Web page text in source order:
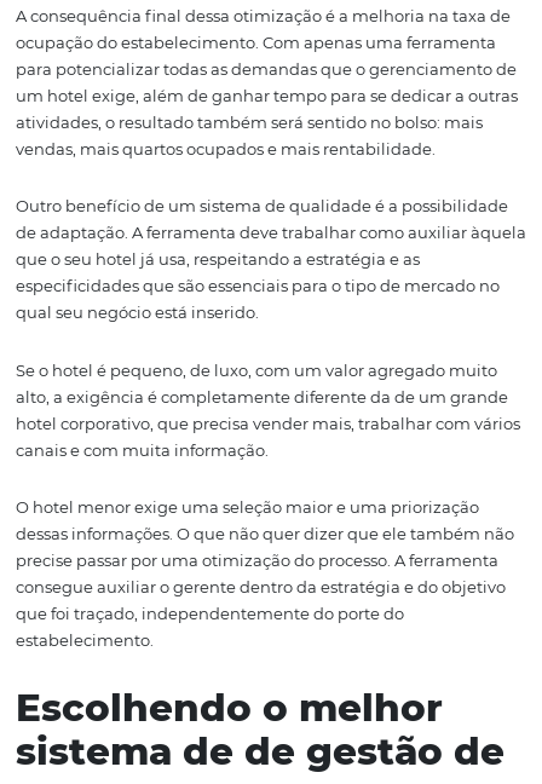
sistema de gestão de
reservas
A principal vantagem é a possibilidade de otimizar o
consegue controlar etapas diferentes do processo de
administração de um estabelecimento.
Sem um CRS, isso é feito por meio de inúmeras
disponíveis.
A consequência final dessa otimização é a melhoria na
para potencializar todas as demandas que o
um hotel exige, além de ganhar tempo para se dedicar
atividades, o resultado também será sentido no bolso:
vendas, mais quartos ocupados e mais rentabilidade.
de adaptação. A ferramenta deve trabalhar como
que o seu hotel já usa, respeitando a estratégia e as
especificidades que são essenciais para o tipo de